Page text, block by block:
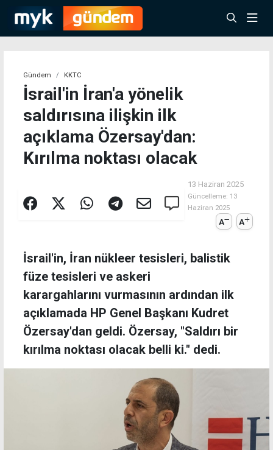
Gündem KKTC
İsrail'in İran'a yönelik
saldırısına ilişkin ilk
açıklama Özersay'dan:
Kırılma noktası olacak
13 Haziran 2025
Güncelleme: 13
Haziran 2025
A A
İsrail'in, İran nükleer tesisleri, balistik
füze tesisleri ve askeri
karargahlarını vurmasının ardından ilk
açıklamada HP Genel Başkanı Kudret
Özersay'dan geldi. Özersay, "Saldırı bir
kırılma noktası olacak belli ki." dedi.